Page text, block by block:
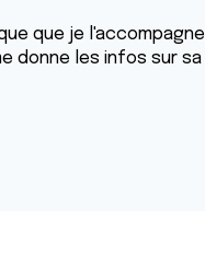
que je
donne les infos sur